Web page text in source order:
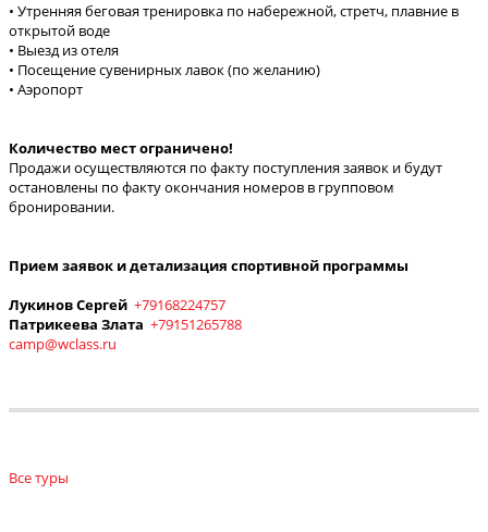
• Утренняя беговая тренировка по набережной, стретч, плавние в
открытой воде
• Выезд из отеля
• Посещение сувенирных лавок (по желанию)
• Аэропорт
Количество мест ограничено!
Продажи осуществляются по факту поступления заявок и будут
остановлены по факту окончания номеров в групповом
бронировании.
Прием заявок и детализация спортивной программы
Лукинов Сергей +79168224757
Патрикеева Злата +79151265788
camp@wclass.ru
Все туры